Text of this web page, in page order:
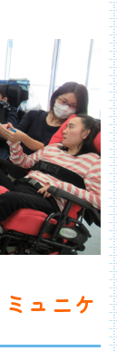
ュニケ